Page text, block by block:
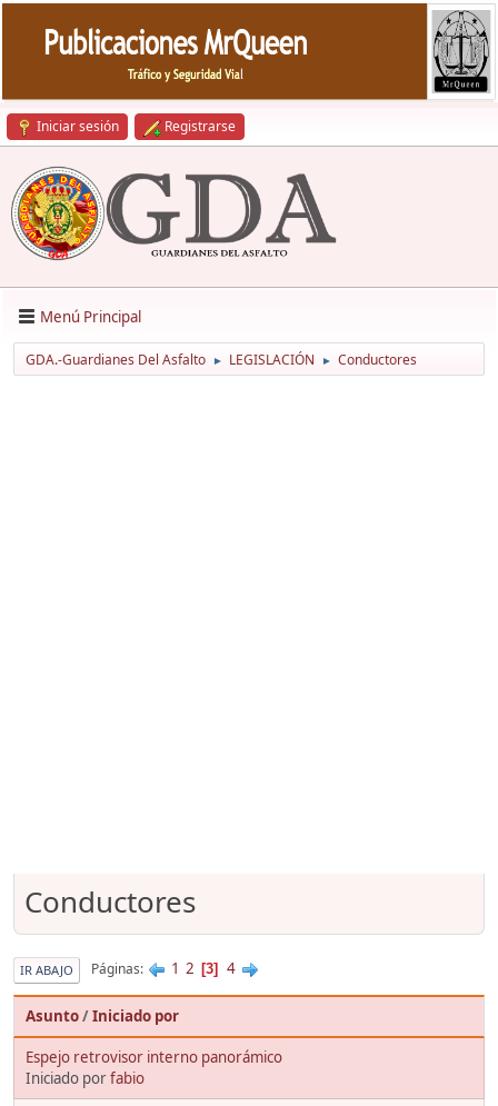
Iniciar sesión Registrarse
Menú Principal
GDA.-Guardianes Del Asfalto ► LEGISLACIÓN ► Conductores
Conductores
IR ABAJO Páginas 1 2 3 4
Asunto/Iniciado por
Espejo retrovisor interno panorámico
Iniciado porfabio